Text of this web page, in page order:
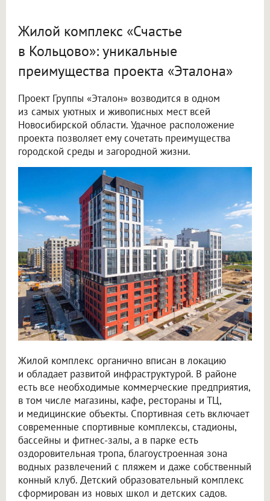
Жилой комплекс «Счастье
в Кольцово»: уникальные
преимущества проекта «Эталона»
Проект Группы «Эталон» возводится в одном
из самых уютных и живописных мест всей
Новосибирской области. Удачное расположение
проекта позволяет ему сочетать преимущества
городской среды и загородной жизни.
Жилой комплекс органично вписан в локацию
и обладает развитой инфраструктурой. В районе
есть все необходимые коммерческие предприятия,
в том числе магазины, кафе, рестораны и ТЦ,
и медицинские объекты. Спортивная сеть включает
современные спортивные комплексы, стадионы,
бассейны и фитнес-залы, а в парке есть
оздоровительная тропа, благоустроенная зона
водных развлечений с пляжем и даже собственный
конный клуб. Детский образовательный комплекс
сформирован из новых школ и детских садов.